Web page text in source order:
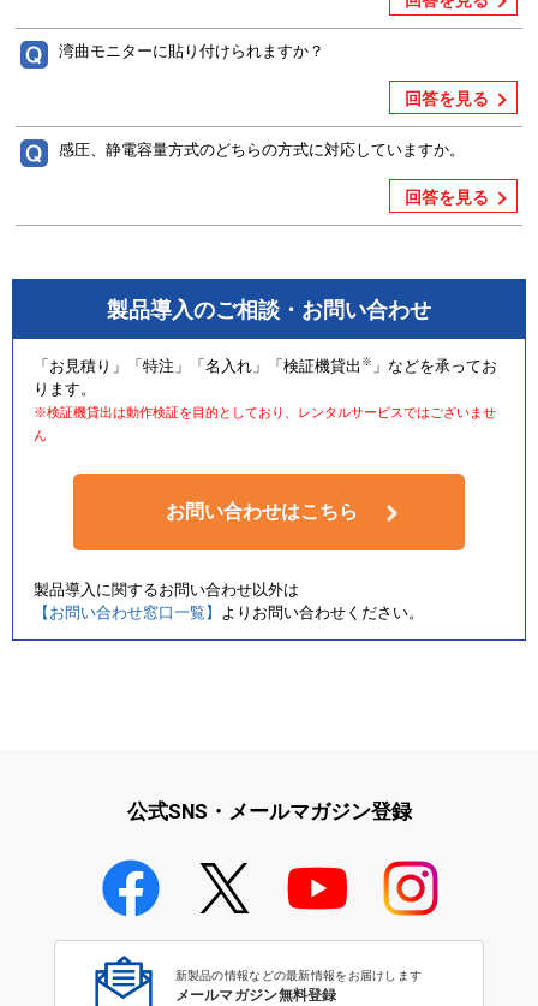
湾曲モニターに貼り付けられますか？
回答を見る
感圧、静電容量方式のどちらの方式に対応していますか。
回答を見る
製品導入のご相談・お問い合わせ
「お見積り」「特注」「名入れ」「検証機貸出 ※ 」などを承ってお
ります。
※検証機貸出は動作検証を目的としており、レンタルサービスではございませ
ん
お問い合わせはこちら
製品導入に関するお問い合わせ以外は
【お問い合わせ窓口一覧】 よりお問い合わせください。
公式SNS・メールマガジン登録
新製品の情報などの最新情報をお届けします
メールマガジン無料登録